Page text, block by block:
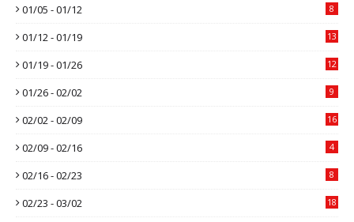
01/05 - 01/12 8
01/12 - 01/19 13
01/19 - 01/26 12
01/26 - 02/02 9
02/02 - 02/09 16
02/09 - 02/16 4
02/16 - 02/23 8
02/23 - 03/02 18